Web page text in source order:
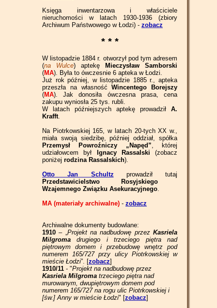
Księga inwentarzowa i właściciele
nieruchomości w latach 1930-1936 (zbiory
Archiwum Państwowego w Łodzi) - zobacz
* * *
W listopadzie 1884 r. otworzył pod tym adresem
(na Wulce) aptekę
Mieczysław Samborski
(MA). Była to ówczesnie 6 apteka w Łodzi.
Już rok później, w listopadzie 1885 r., apteka
przeszła na własnośćWincentego Borejszy
(MA). Jak donosiła ówczesna prasa, cena
zakupu wyniosła 25 tys. rubli.
W latach późniejszych aptekę prowadził A.
Krafft.
Na Piotrkowskiej 165, w latach 20-tych XX w.,
miała swoją siedzibę, później oddział, spółka
Przemysł Powroźniczy „Napęd”, której
udziałowcem był
Ignacy Rassalski (zobacz
poniżej rodzina Rassalskich).
Otto Jan Schultz prowadził tutaj
Przedstawicielstwo Rosyjskiego
Wzajemnego Związku Asekuracyjnego.
MA (materiały archiwalne) - zobacz
Archiwalne dokumenty budowlane:
1910 – „Projekt na nadbudowę przezKasriela
Milgroma drugiego i trzeciego piętra nad
piętrowym domem i przebudowę wnętrz pod
numerem 165/727 przy ulicy Piotrkowskiej w
mieście Łodzi”. [zobacz]
1910/11 - "Projekt na nadbudowę przez
Kasriela Milgroma trzeciego piętra nad
murowanym, dwupiętrowym domem pod
numerem 165/727 na rogu ulic Piotrkowskiej i
[św.] Anny w mieście Łodzi" [zobacz]